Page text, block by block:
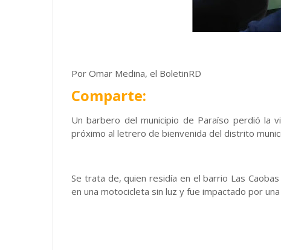
Por Omar Medina, el BoletinRD
Comparte:
Un barbero del municipio de Paraíso perdió la
próximo al letrero de bienvenida del distrito
Se trata de, quien residía en el barrio Las
en una motocicleta sin luz y fue impactado por